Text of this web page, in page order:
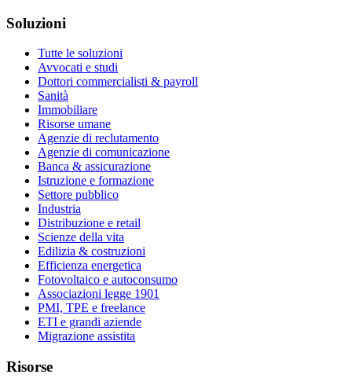
Soluzioni
Tutte le soluzioni
Avvocati e studi
Dottori commercialisti & payroll
Sanità
Immobiliare
Risorse umane
Agenzie di reclutamento
Agenzie di comunicazione
Banca & assicurazione
Istruzione e formazione
Settore pubblico
Industria
Distribuzione e retail
Scienze della vita
Edilizia & costruzioni
Efficienza energetica
Fotovoltaico e autoconsumo
Associazioni legge 1901
PMI, TPE e freelance
ETI e grandi aziende
Migrazione assistita
Risorse